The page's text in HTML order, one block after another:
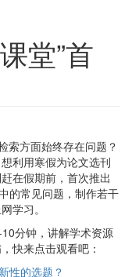
堂”首
索方面始终存在问题？
利用寒假为论文选刊
在假期前，首次推出
的常见问题，制作若干
学习。
分钟，讲解学术资源
快来点击观看吧：
性的选题？